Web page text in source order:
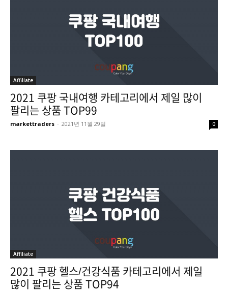
Affiliate
2021 쿠팡 국내여행 카테고리에서 제일 많이
팔리는 상품 TOP99
markettraders - 2021년 11월 29일 0
Affiliate
2021 쿠팡 헬스/건강식품 카테고리에서 제일
많이 팔리는 상품 TOP94